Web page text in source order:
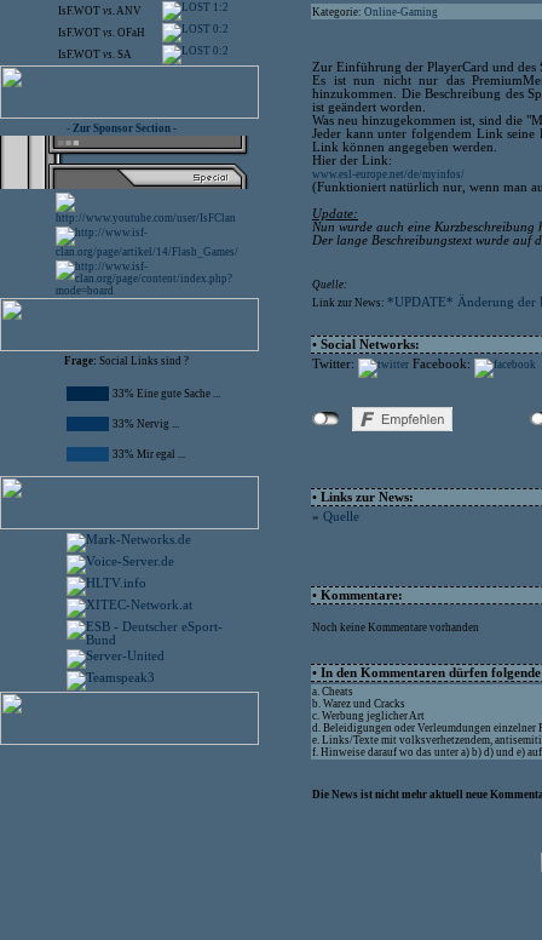
IsF.WOT vs.ANV 1:2
IsF.WOT vs. OFaH 0:2
IsF.WOT vs. SA 0:2
- Zur Sponsor Section -
Frage: Social Links sind ?
33% Eine gute Sache ...
33% Nervig ...
33% Mir egal ...
Kategorie: Online-Gaming
Zur Einführung der PlayerCard und des
Es ist nun nicht nur das
hinzukommen. Die Beschreibung des
ist geändert worden.
Was neu hinzugekommen ist, sind die
Jeder kann unter folgendem Link
Link können angegeben werden.
Hier der Link:
www.esl-europe.net/de/myinfos/
(Funktioniert natürlich nur, wenn man
Update:
Nun wurde auch eine
Der lange Beschreibungstext wurde auf
Quelle:
Link zur News: *UPDATE* Änderung der
• Social Networks:
Twitter:
Facebook:
• Links zur News:
» Quelle
• Kommentare:
Noch keine Kommentare vorhanden
• In den Kommentaren dürfen
a. Cheats
b. Warez und Cracks
c. Werbung jeglicher Art
d. Beleidigungen oder Verleumdungen einzelner
e. Links/Texte mit volksverhetzendem,
f. Hinweise darauf wo das unter a) b) d) und e)
Die News ist nicht mehr aktuell neue